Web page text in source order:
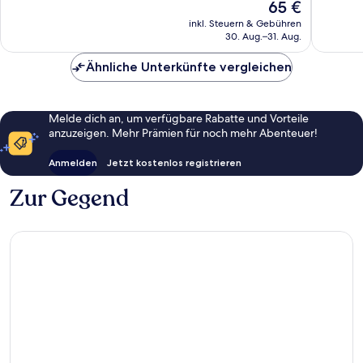
Der
Preis
beträgt
65 €
inkl. Steuern & Gebühren
30. Aug.–31. Aug.
Ähnliche Unterkünfte vergleichen
Melde dich an, um verfügbare Rabatte und Vorteile
anzuzeigen. Mehr Prämien für noch mehr Abenteuer!
Anmelden Jetzt kostenlos registrieren
Zur Gegend